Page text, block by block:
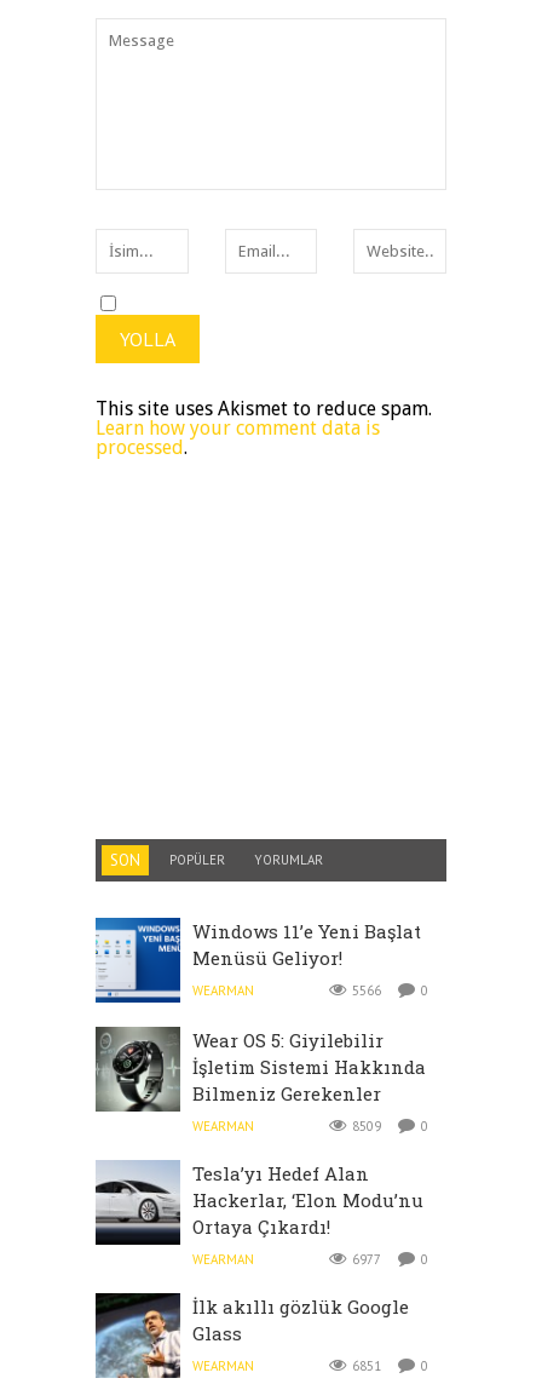
This site uses Akismet to reduce spam.
Learn how your comment data is
processed.
SON POPÜLER YORUMLAR
Windows 11’e Yeni Başlat
Menüsü Geliyor!
WEARMAN 5566 0
Wear OS 5: Giyilebilir
İşletim Sistemi Hakkında
Bilmeniz Gerekenler
WEARMAN 8509 0
Tesla’yı Hedef Alan
Hackerlar, ‘Elon Modu’nu
Ortaya Çıkardı!
WEARMAN 6977 0
İlk akıllı gözlük Google
Glass
WEARMAN 6851 0